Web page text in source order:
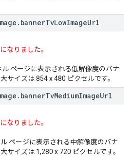
. bannerTvLowImageUrl
なりました。
ページに表示される低解像度のバナ
サイズは 854 x 480 ピクセルです。
. bannerTvMediumImageUrl
なりました。
ページに表示される中解像度のバナ
サイズは 1,280 x 720 ピクセルです。